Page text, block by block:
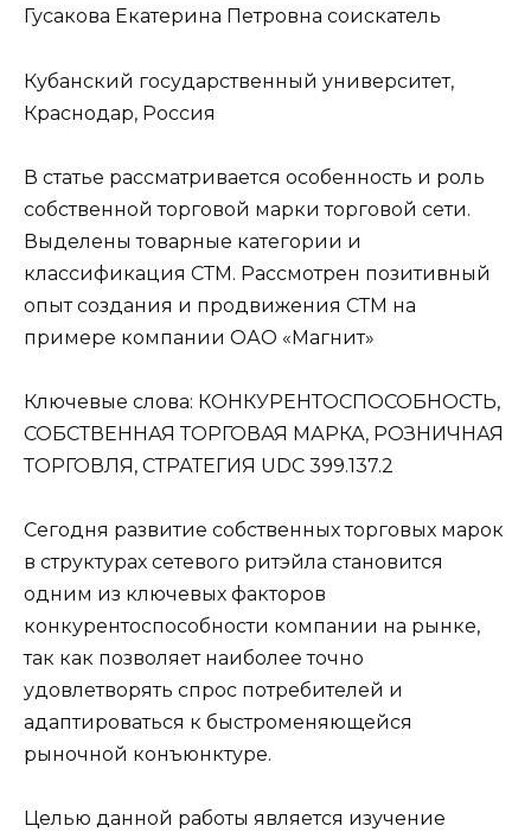
Гусакова Екатерина Петровна cоискатель
Кубанский государственный университет,
Краснодар, Россия
В статье рассматривается особенность и роль
собственной торговой марки торговой сети.
Выделены товарные категории и
классификация СТМ. Рассмотрен позитивный
опыт создания и продвижения СТМ на
примере компании ОАО «Магнит»
Ключевые слова: КОНКУРЕНТОСПОСОБНОСТЬ,
СОБСТВЕННАЯ ТОРГОВАЯ МАРКА, РОЗНИЧНАЯ
ТОРГОВЛЯ, СТРАТЕГИЯ UDC 399.137.2
Сегодня развитие собственных торговых марок
в структурах сетевого ритэйла становится
одним из ключевых факторов
конкурентоспособности компании на рынке,
так как позволяет наиболее точно
удовлетворять спрос потребителей и
адаптироваться к быстроменяющейся
рыночной конъюнктуре.
Целью данной работы является изучение